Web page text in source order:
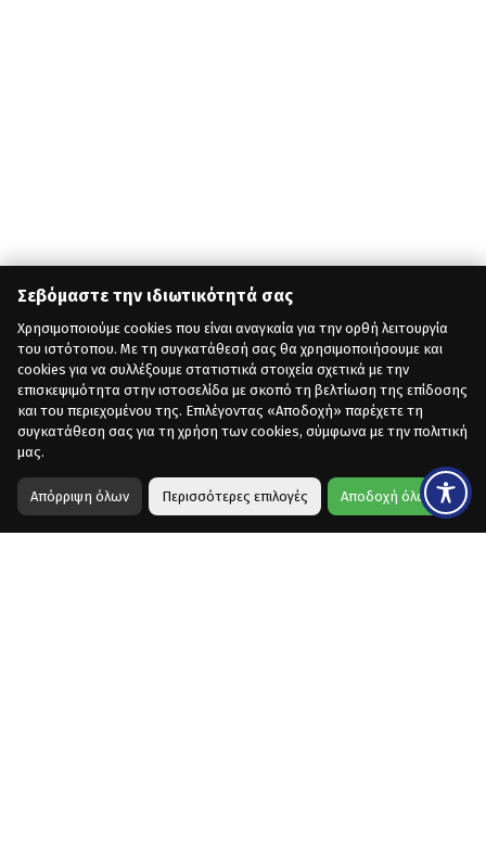
Σεβόμαστε την ιδιωτικότητά σας
Χρησιμοποιούμε cookies που είναι αναγκαία για την ορθή λειτουργία
του ιστότοπου. Με τη συγκατάθεσή σας θα χρησιμοποιήσουμε και
cookies για να συλλέξουμε στατιστικά στοιχεία σχετικά με την
επισκεψιμότητα στην ιστοσελίδα με σκοπό τη βελτίωση της επίδοσης
και του περιεχομένου της. Επιλέγοντας «Αποδοχή» παρέχετε τη
συγκατάθεση σας για τη χρήση των cookies, σύμφωνα με την πολιτική
μας.
Απόρριψη όλων Περισσότερες επιλογές Αποδοχή όλων